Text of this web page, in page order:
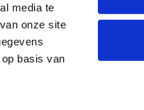
media te
onze site
basis van